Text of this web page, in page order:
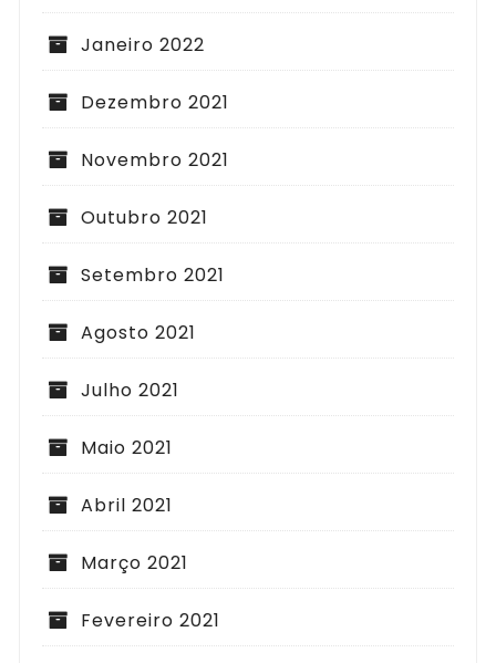
Janeiro 2022
Dezembro 2021
Novembro 2021
Outubro 2021
Setembro 2021
Agosto 2021
Julho 2021
Maio 2021
Abril 2021
Março 2021
Fevereiro 2021